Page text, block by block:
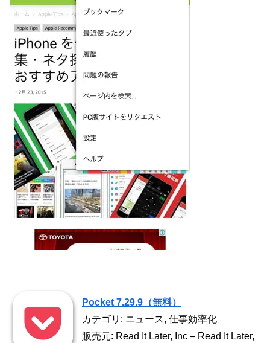
Pocket 7.29.9（無料）
カテゴリ: ニュース, 仕事効率化
販売元: Read It Later, Inc – Read It Later,